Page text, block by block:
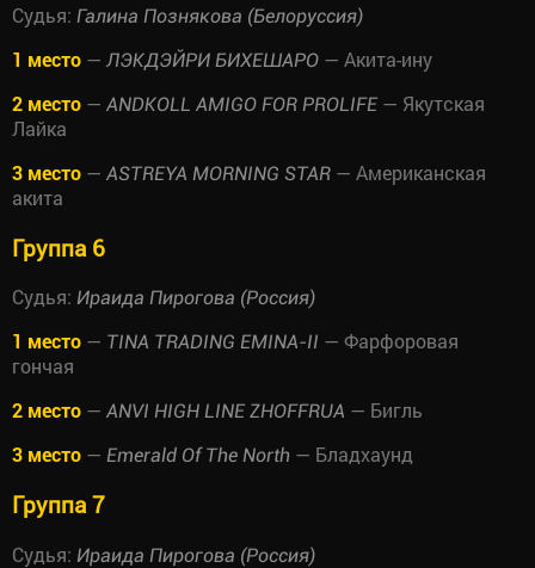
Судья: Галина Познякова (Белоруссия)
1 место — ЛЭКДЭЙРИ БИХЕШАРО — Акита-ину
2 место — ANDKOLL AMIGO FOR PROLIFE — Якутская
Лайка
3 место — ASTREYA MORNING STAR — Американская
акита
Группа 6
Судья: Ираида Пирогова (Россия)
1 место — TINA TRADING EMINA-II — Фарфоровая
гончая
2 место — ANVI HIGH LINE ZHOFFRUA — Бигль
3 место — Emerald Of The North — Бладхаунд
Группа 7
Судья: Ираида Пирогова (Россия)